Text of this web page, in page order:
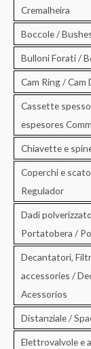
Cremalheira
Boccole /
Bulloni Forati /
Cam Ring / Cam
Cassette
espesores
Chiavette e
Coperchi e
Regulador
Dadi
Portatobera /
Decantatori,
accessories /
Acessorios
Distanziale /
Elettrovalvole e